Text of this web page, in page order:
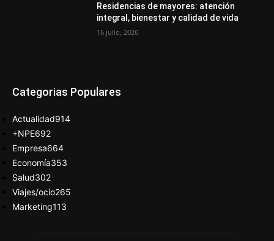
Residencias de mayores: atención
integral, bienestar y calidad de vida
16 julio, 2026
Categorias Populares
Actualidad914
+NPE692
Empresa664
Economía353
Salud302
Viajes/ocio265
Marketing113